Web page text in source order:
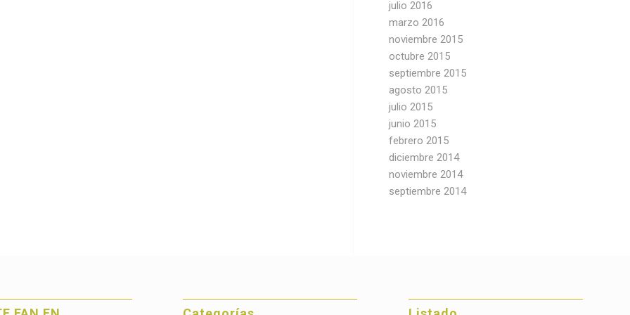
julio 2016
marzo 2016
noviembre 2015
octubre 2015
septiembre 2015
agosto 2015
julio 2015
junio 2015
febrero 2015
diciembre 2014
noviembre 2014
septiembre 2014